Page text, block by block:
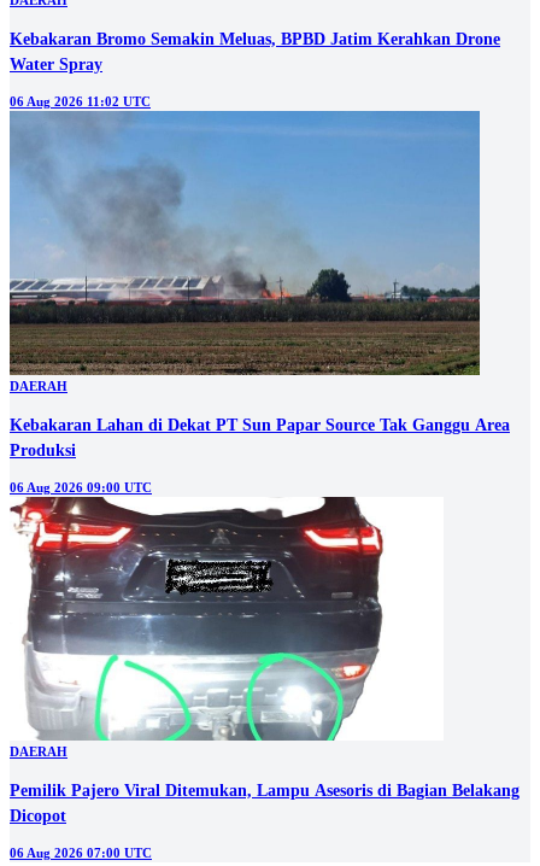
Kebakaran Bromo Semakin Meluas, BPBD Jatim Kerahkan Drone
Water Spray
06 Aug 2026 11:02 UTC
DAERAH
Kebakaran Lahan di Dekat PT Sun Papar Source Tak Ganggu Area
Produksi
06 Aug 2026 09:00 UTC
DAERAH
Pemilik Pajero Viral Ditemukan, Lampu Asesoris di Bagian Belakang
Dicopot
06 Aug 2026 07:00 UTC